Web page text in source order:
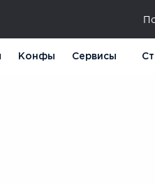
Конфы Сервисы